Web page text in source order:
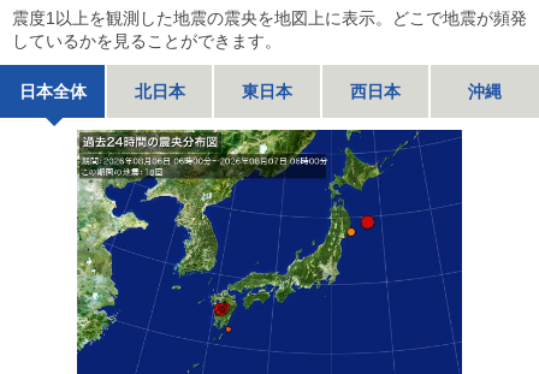
震度1以上を観測した地震の震央を地図上に表示。どこで地震が頻発
しているかを見ることができます。
日本全体 北日本 東日本 西日本 沖縄